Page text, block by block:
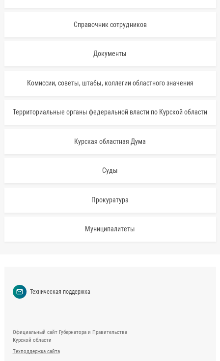
Справочник сотрудников
Документы
Комиссии, советы, штабы, коллегии областного значения
Территориальные органы федеральной власти по Курской области
Курская областная Дума
Суды
Прокуратура
Муниципалитеты
Техническая поддержка
Официальный сайт Губернатора и Правительства
Курской области
Техподдержка сайта